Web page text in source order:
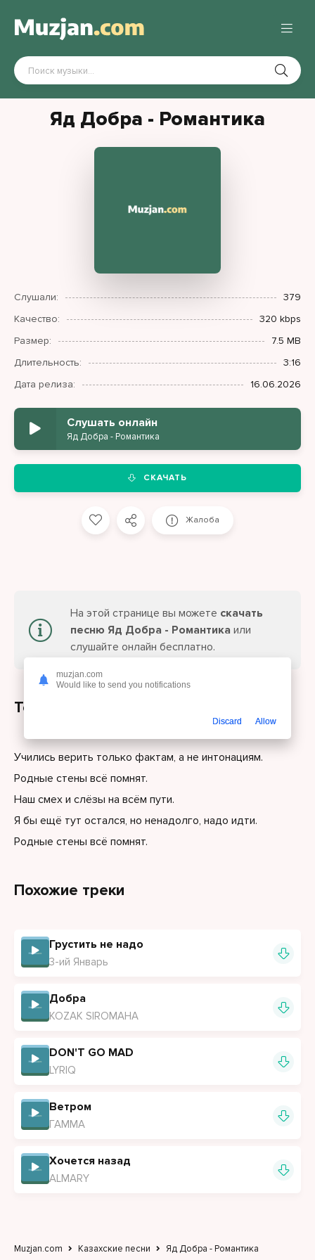
Яд Добра - Романтика
Слушали:
379
Качество:
320 kbps
Размер:
7.5 MB
Длительность:
3:16
Дата релиза:
16.06.2026
Слушать онлайн
Яд Добра - Романтика
СКАЧАТЬ
Жалоба
На этой странице вы можете скачать
песню Яд Добра - Романтика или
слушайте онлайн бесплатно.
Текст песни
Учились верить только фактам, а не интонациям.
Родные стены всё помнят.
Наш смех и слёзы на всём пути.
Я бы ещё тут остался, но ненадолго, надо идти.
Родные стены всё помнят.
Похожие треки
Грустить не надо
3-ий Январь
Добра
KOZAK SIROMAHA
DON'T GO MAD
LYRIQ
Ветром
ГАММА
Хочется назад
ALMARY
Muzjan.com Казахские песни Яд Добра - Романтика
muzjan.com
Would like to send you notifications
Discard Allow